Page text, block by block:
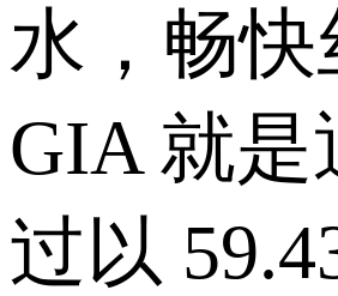
水，畅
GIA 就
过以